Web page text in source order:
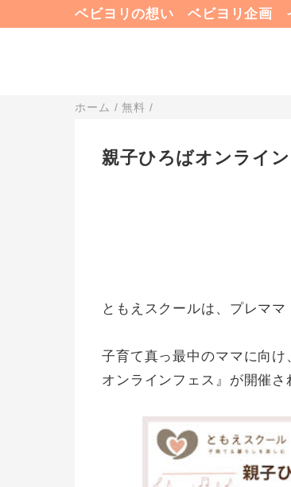
ベビヨリの想い ベビヨリ企画
ホーム /無料 /
親子ひろばオンライ
ともえスクールは、プレマ
子育て真っ最中のママに向
オンラインフェス』が開催さ